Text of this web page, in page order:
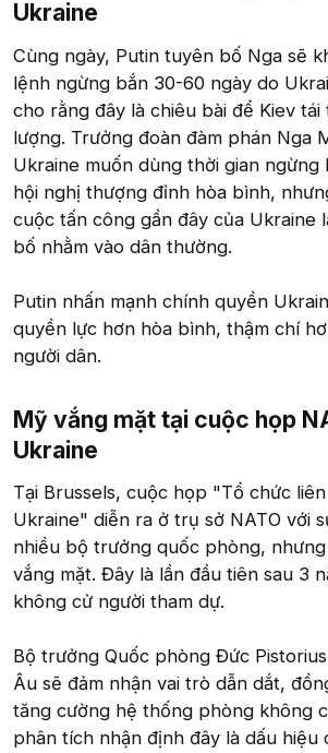
Ukraine​
Cùng ngày, Putin tuyên bố Nga sẽ
lệnh ngừng bắn 30-60 ngày do
cho rằng đây là chiêu bài để Kiev
lượng. Trưởng đoàn đàm phán Nga
Ukraine muốn dùng thời gian
hội nghị thượng đỉnh hòa bình,
cuộc tấn công gần đây của Ukraine
bố nhằm vào dân thường.
Putin nhấn mạnh chính quyền
quyền lực hơn hòa bình, thậm chí
người dân.
Mỹ vắng mặt tại cuộc họp
Ukraine​
Tại Brussels, cuộc họp "Tổ chức
Ukraine" diễn ra ở trụ sở NATO với
nhiều bộ trưởng quốc phòng,
vắng mặt. Đây là lần đầu tiên sau 3
không cử người tham dự.
Bộ trưởng Quốc phòng Đức
Âu sẽ đảm nhận vai trò dẫn dắt,
tăng cường hệ thống phòng không
phân tích nhận định đây là dấu hiệu